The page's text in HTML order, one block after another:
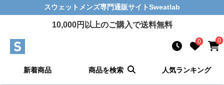
スウェットメンズ専門通販サイトSweatlab
10,000円以上のご購入で送料無料
0 0
新着商品 商品を検索 人気ランキング